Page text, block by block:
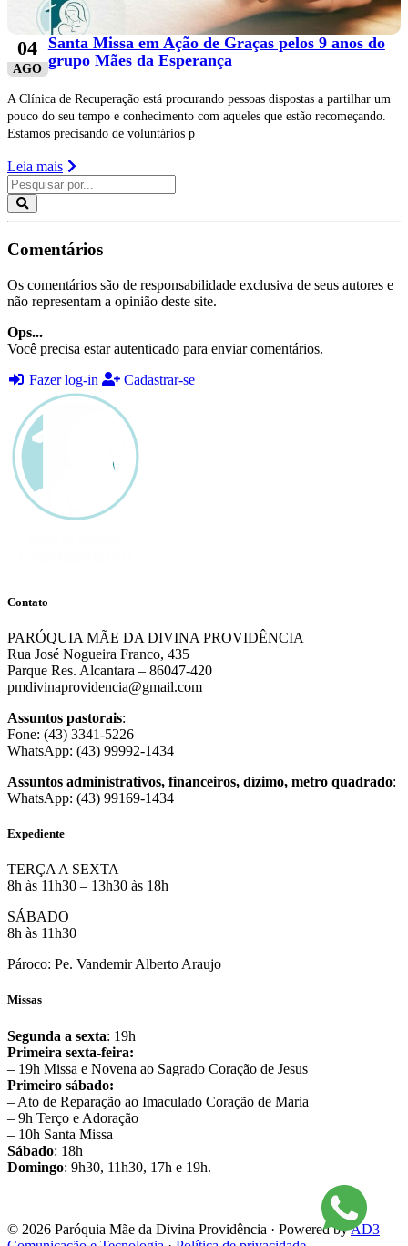
04
AGO
Santa Missa em Ação de Graças pelos 9 anos do
grupo Mães da Esperança
A Clínica de Recuperação está procurando pessoas dispostas a partilhar um
pouco do seu tempo e conhecimento com aqueles que estão recomeçando.
Estamos precisando de voluntários p
Leia mais
Comentários
Os comentários são de responsabilidade exclusiva de seus autores e
não representam a opinião deste site.
Ops...
Você precisa estar autenticado para enviar comentários.
Fazer log-in
Cadastrar-se
Contato
PARÓQUIA MÃE DA DIVINA PROVIDÊNCIA
Rua José Nogueira Franco, 435
Parque Res. Alcantara – 86047-420
pmdivinaprovidencia@gmail.com
Assuntos pastorais:
Fone: (43) 3341-5226
WhatsApp: (43) 99992-1434
Assuntos administrativos, financeiros, dízimo, metro quadrado:
WhatsApp: (43) 99169-1434
Expediente
TERÇA A SEXTA
8h às 11h30 – 13h30 às 18h
SÁBADO
8h às 11h30
Pároco: Pe. Vandemir Alberto Araujo
Missas
Segunda a sexta: 19h
Primeira sexta-feira:
– 19h Missa e Novena ao Sagrado Coração de Jesus
Primeiro sábado:
– Ato de Reparação ao Imaculado Coração de Maria
– 9h Terço e Adoração
– 10h Santa Missa
Sábado: 18h
Domingo: 9h30, 11h30, 17h e 19h.
© 2026 Paróquia Mãe da Divina Providência · Powered byAD3